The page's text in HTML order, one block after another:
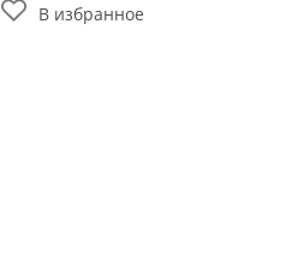
В избранное